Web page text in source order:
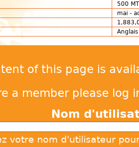
500
mai -
of this page is
a member please log
Nom
votre nom d'utilisateur